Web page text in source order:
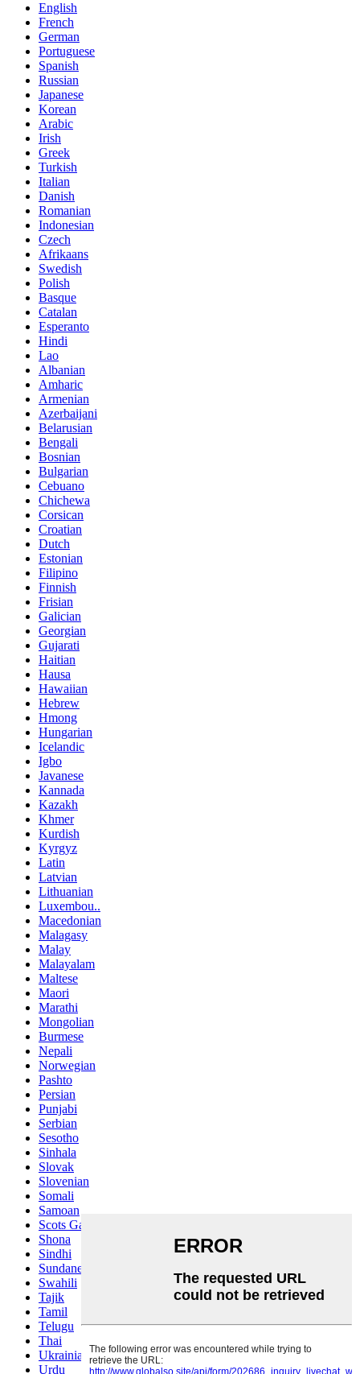
English
French
German
Portuguese
Spanish
Russian
Japanese
Korean
Arabic
Irish
Greek
Turkish
Italian
Danish
Romanian
Indonesian
Czech
Afrikaans
Swedish
Polish
Basque
Catalan
Esperanto
Hindi
Lao
Albanian
Amharic
Armenian
Azerbaijani
Belarusian
Bengali
Bosnian
Bulgarian
Cebuano
Chichewa
Corsican
Croatian
Dutch
Estonian
Filipino
Finnish
Frisian
Galician
Georgian
Gujarati
Haitian
Hausa
Hawaiian
Hebrew
Hmong
Hungarian
Icelandic
Igbo
Javanese
Kannada
Kazakh
Khmer
Kurdish
Kyrgyz
Latin
Latvian
Lithuanian
Luxembou..
Macedonian
Malagasy
Malay
Malayalam
Maltese
Maori
Marathi
Mongolian
Burmese
Nepali
Norwegian
Pashto
Persian
Punjabi
Serbian
Sesotho
Sinhala
Slovak
Slovenian
Somali
Samoan
Scots Gaelic
Shona
Sindhi
Sundanese
Swahili
Tajik
Tamil
Telugu
Thai
Ukrainian
Urdu